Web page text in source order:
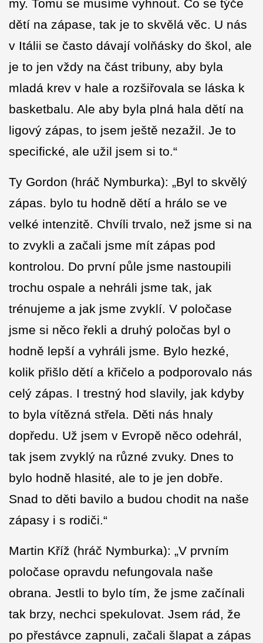
my. Tomu se musíme vyhnout. Co se týče
dětí na zápase, tak je to skvělá věc. U nás
v Itálii se často dávají volňásky do škol, ale
je to jen vždy na část tribuny, aby byla
mladá krev v hale a rozšiřovala se láska k
basketbalu. Ale aby byla plná hala dětí na
ligový zápas, to jsem ještě nezažil. Je to
specifické, ale užil jsem si to.“
Ty Gordon (hráč Nymburka): „Byl to skvělý
zápas. bylo tu hodně dětí a hrálo se ve
velké intenzitě. Chvíli trvalo, než jsme si na
to zvykli a začali jsme mít zápas pod
kontrolou. Do první půle jsme nastoupili
trochu ospale a nehráli jsme tak, jak
trénujeme a jak jsme zvyklí. V poločase
jsme si něco řekli a druhý poločas byl o
hodně lepší a vyhráli jsme. Bylo hezké,
kolik přišlo dětí a křičelo a podporovalo nás
celý zápas. I trestný hod slavily, jak kdyby
to byla vítězná střela. Děti nás hnaly
dopředu. Už jsem v Evropě něco odehrál,
tak jsem zvyklý na různé zvuky. Dnes to
bylo hodně hlasité, ale to je jen dobře.
Snad to děti bavilo a budou chodit na naše
zápasy i s rodiči.“
Martin Kříž (hráč Nymburka): „V prvním
poločase opravdu nefungovala naše
obrana. Jestli to bylo tím, že jsme začínali
tak brzy, nechci spekulovat. Jsem rád, že
po přestávce zapnuli, začali šlapat a zápas